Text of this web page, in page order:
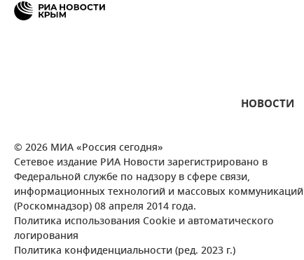
НОВОСТИ
© 2026 МИА «Россия сегодня»
Сетевое издание РИА Новости зарегистрировано в
Федеральной службе по надзору в сфере связи,
информационных технологий и массовых коммуникаций
(Роскомнадзор) 08 апреля 2014 года.
Политика использования Cookie и автоматического
логирования
Политика конфиденциальности (ред. 2023 г.)